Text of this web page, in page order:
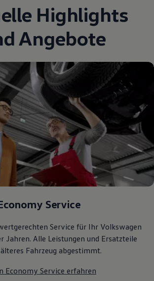
im Autohaus
Bulli Jubiläum
Magazin
ab Werk
Highlights
Angebote
Service
Service für Ihr Volkswagen
Jahren. Alle Leistungen und Ersatzteile
Fahrzeug abgestimmt.
Economy Service erfahren